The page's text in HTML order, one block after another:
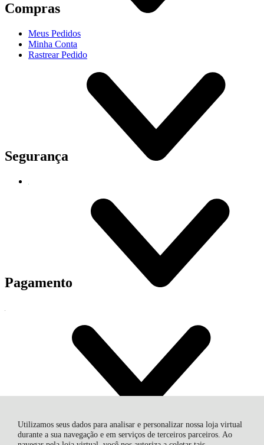
Utilizamos seus dados para analisar e personalizar nossa loja virtual
durante a sua navegação e em serviços de terceiros parceiros. Ao
Compras
Meus Pedidos
Minha Conta
Rastrear Pedido
Segurança
Pagamento
Entregamos Em Todo Brasil